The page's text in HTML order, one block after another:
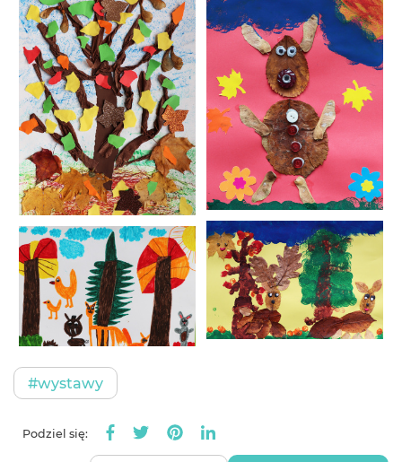
#wystawy
Podziel się: